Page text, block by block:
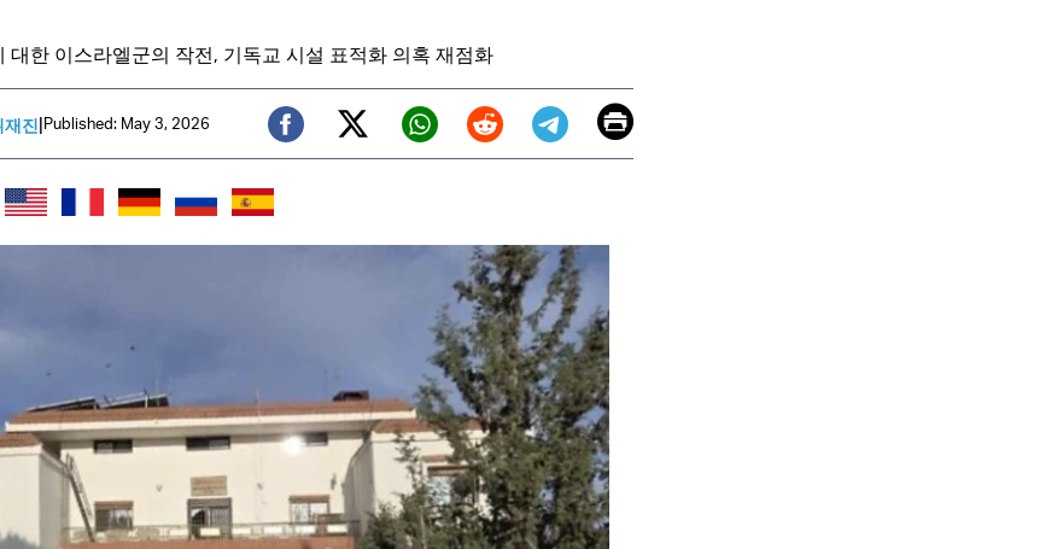
대한 이스라엘군의 작전, 기독교 시설 표적화 의혹 재점화
재진|Published: May 3, 2026
Facebook
Twitter (X)
Whatsapp
RedditTelegram
EmailPrint